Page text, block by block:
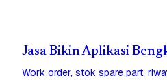
Jasa Bikin Aplikasi
Work order, stok spare part,